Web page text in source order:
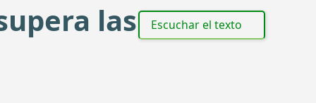
las
Escuchar el texto